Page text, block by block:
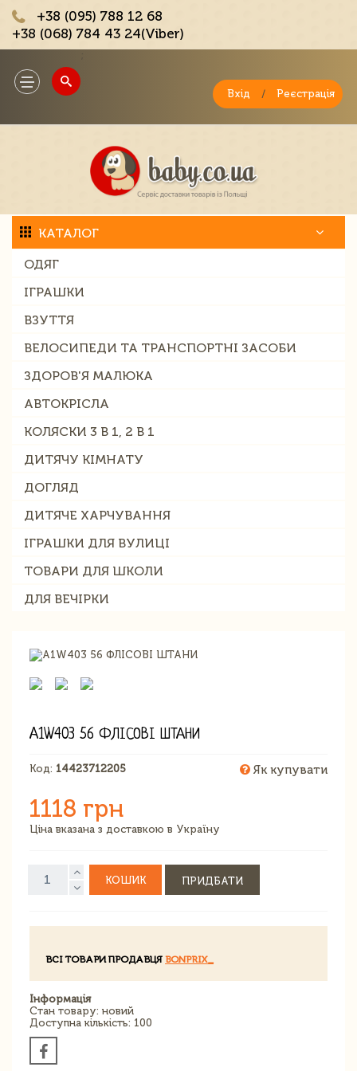
+38 (095) 788 12 68
+38 (068) 784 43 24(Viber)
Toggle
navigation
Вхід / Реєстрація
КАТАЛОГ
ОДЯГ
ІГРАШКИ
ВЗУТТЯ
ВЕЛОСИПЕДИ ТА ТРАНСПОРТНІ ЗАСОБИ
ЗДОРОВ'Я МАЛЮКА
АВТОКРІСЛА
КОЛЯСКИ 3 В 1, 2 В 1
ДИТЯЧУ КІМНАТУ
ДОГЛЯД
ДИТЯЧЕ ХАРЧУВАННЯ
ІГРАШКИ ДЛЯ ВУЛИЦІ
ТОВАРИ ДЛЯ ШКОЛИ
ДЛЯ ВЕЧІРКИ
A1W403 56 ФЛІСОВІ ШТАНИ
Код: 14423712205 Як купувати
1118 грн
Ціна вказана з доставкою в Україну
КОШИК ПРИДБАТИ
ВСІ ТОВАРИ ПРОДАВЦЯ BONPRIX_
Інформація
Стан товару: новий
Доступна кількість: 100